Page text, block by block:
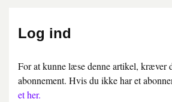
Log ind
For at kunne læse denne artikel, kræver
abonnement. Hvis du ikke har et
et her.